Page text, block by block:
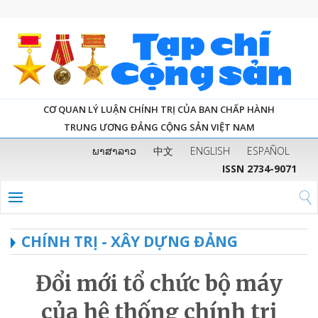
CƠ QUAN LÝ LUẬN CHÍNH TRỊ CỦA BAN CHẤP HÀNH
TRUNG ƯƠNG ĐẢNG CỘNG SẢN VIỆT NAM
ພາສາລາວ 中文 ENGLISH
ESPAÑOL
ISSN 2734-9071
CHÍNH TRỊ - XÂY DỰNG ĐẢNG
Đổi mới tổ chức bộ máy
của hệ thống chính trị